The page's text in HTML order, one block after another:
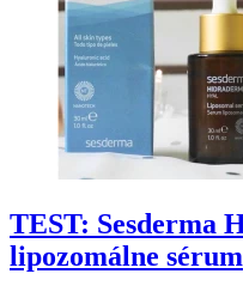
TEST: Sesderma
lipozomálne sérum